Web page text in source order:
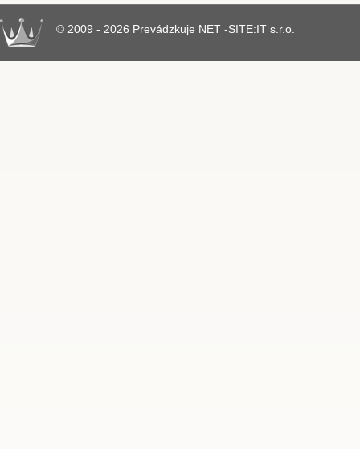
© 2009 - 2026 Prevádzkuje NET -SITE:IT s.r.o.